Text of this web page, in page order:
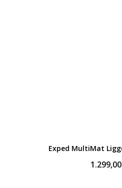
Exped MultiMat
1.299,00